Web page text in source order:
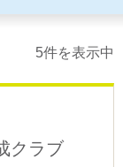
5件を表示中
クラブ